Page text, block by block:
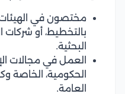
مختصون في
بالتخطيط، أو
البحثية.
العمل في مجالات
الحكومية، الخاصة
العامة.